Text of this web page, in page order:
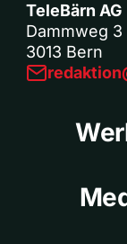
TeleBärn AG
Dammweg 3
3013 Bern